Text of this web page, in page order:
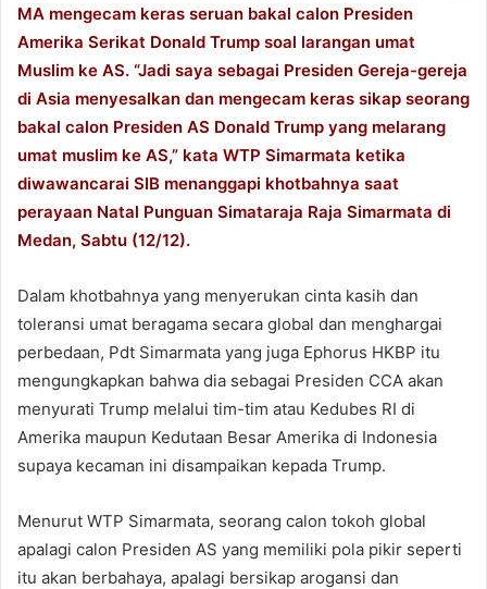
MA mengecam keras seruan bakal calon Presiden
Amerika Serikat Donald Trump soal larangan umat
Muslim ke AS. “Jadi saya sebagai Presiden Gereja-gereja
di Asia menyesalkan dan mengecam keras sikap seorang
bakal calon Presiden AS Donald Trump yang melarang
umat muslim ke AS,” kata WTP Simarmata ketika
diwawancarai SIB menanggapi khotbahnya saat
perayaan Natal Punguan Simataraja Raja Simarmata di
Medan, Sabtu (12/12).
Dalam khotbahnya yang menyerukan cinta kasih dan
toleransi umat beragama secara global dan menghargai
perbedaan, Pdt Simarmata yang juga Ephorus HKBP itu
mengungkapkan bahwa dia sebagai Presiden CCA akan
menyurati Trump melalui tim-tim atau Kedubes RI di
Amerika maupun Kedutaan Besar Amerika di Indonesia
supaya kecaman ini disampaikan kepada Trump.
Menurut WTP Simarmata, seorang calon tokoh global
apalagi calon Presiden AS yang memiliki pola pikir seperti
itu akan berbahaya, apalagi bersikap arogansi dan